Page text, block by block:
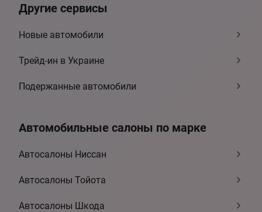
Другие сервисы
Новые автомобили
Трейд-ин в Украине
Подержанные автомобили
Автомобильные салоны по марке
Автосалоны Ниссан
Автосалоны Тойота
Автосалоны Шкода